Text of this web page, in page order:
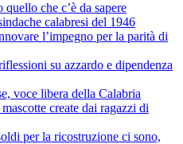
che c’è da sapere
calabresi del 1946
l’impegno per la parità di
su azzardo e dipendenza
voce libera della Calabria
create dai ragazzi di
per la ricostruzione ci sono,